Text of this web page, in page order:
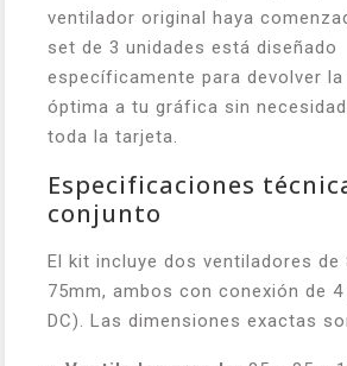
ventilador original haya
set de 3 unidades está diseñado
específicamente para devolver
óptima a tu gráfica sin
toda la tarjeta.
Especificaciones
conjunto
El kit incluye dos ventiladores de
75mm, ambos con conexión de
DC). Las dimensiones exactas